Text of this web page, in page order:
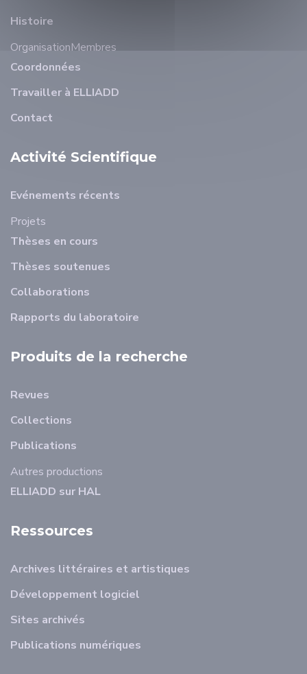
Histoire
OrganisationMembres
Coordonnées
Travailler à ELLIADD
Contact
Activité Scientifique
Evénements récents
Projets
Thèses en cours
Thèses soutenues
Collaborations
Rapports du laboratoire
Produits de la recherche
Revues
Collections
Publications
Autres productions
ELLIADD sur HAL
Ressources
Archives littéraires et artistiques
Développement logiciel
Sites archivés
Publications numériques